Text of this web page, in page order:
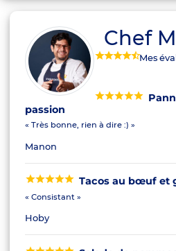
Chef
Mes
passion
« Très bonne, rien à dire :) »
Manon
Tacos au bœuf et
« Consistant »
Hoby